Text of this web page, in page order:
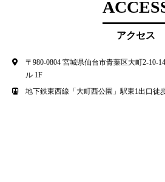
アクセス
〒980-0804 宮城県仙台市青葉区大町2-10-
ル 1F
地下鉄東西線「大町西公園」駅東1出口徒